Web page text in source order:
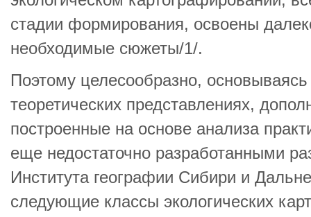
стадии формирования, освоены
необходимые сюжеты/1/.
Поэтому целесообразно,
теоретических представлениях,
построенные на основе анализа
еще недостаточно разработанными
Института географии Сибири и
следующие классы экологических